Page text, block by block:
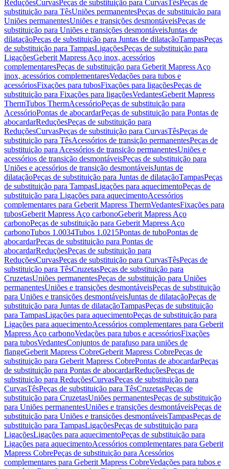
ReduçõesCurvasPeças de substituição para CurvasTêsPeças de
substituição para TêsUniões permanentesPeças de substituição para
Uniões permanentesUniões e transições desmontáveisPeças de
substituição para Uniões e transições desmontáveisJuntas de
dilataçãoPeças de substituição para Juntas de dilataçãoTampasPeças
de substituição para TampasLigaçõesPeças de substituição para
LigaçõesGeberit Mapress Aço inox, acessórios
complementaresPeças de substituição para Geberit Mapress Aço
inox, acessórios complementaresVedações para tubos e
acessóriosFixações para tubosFixações para ligaçõesPeças de
substituição para Fixações para ligaçõesVedantesGeberit Mapress
ThermTubos ThermAcessórioPeças de substituição para
AcessórioPontas de abocardarPeças de substituição para Pontas de
abocardarReduçõesPeças de substituição para
ReduçõesCurvasPeças de substituição para CurvasTêsPeças de
substituição para TêsAcessórios de transição permanentesPeças de
substituição para Acessórios de transição permanentesUniões e
acessórios de transição desmontáveisPeças de substituição para
Uniões e acessórios de transição desmontáveisJuntas de
dilataçãoPeças de substituição para Juntas de dilataçãoTampasPeças
de substituição para TampasLigações para aquecimentoPeças de
substituição para Ligações para aquecimentoAcessórios
complementares para Geberit Mapress ThermVedantesFixações para
tubosGeberit Mapress Aço carbonoGeberit Mapress Aço
carbonoPeças de substituição para Geberit Mapress Aço
carbonoTubos 1.0034Tubos 1.0215Pontas de tuboPontas de
abocardarPeças de substituição para Pontas de
abocardarReduçõesPeças de substituição para
ReduçõesCurvasPeças de substituição para CurvasTêsPeças de
substituição para TêsCruzetasPeças de substituição para
CruzetasUniões permanentesPeças de substituição para Uniões
permanentesUniões e transições desmontáveisPeças de substituição
para Uniões e transições desmontáveisJuntas de dilataçãoPeças de
substituição para Juntas de dilataçãoTampasPeças de substituição
para TampasLigações para aquecimentoPeças de substituição para
Ligações para aquecimentoAcessórios complementares para Geberit
Mapress Aço carbonoVedações para tubos e acessóriosFixações
para tubosVedantesConjuntos de parafuso para uniões de
flangeGeberit Mapress CobreGeberit Mapress CobrePeças de
substituição para Geberit Mapress CobrePontas de abocardarPeças
de substituição para Pontas de abocardarReduçõesPeças de
substituição para ReduçõesCurvasPeças de substituição para
CurvasTêsPeças de substituição para TêsCruzetasPeças de
substituição para CruzetasUniões permanentesPeças de substituição
para Uniões permanentesUniões e transições desmontáveisPeças de
substituição para Uniões e transições desmontáveisTampasPeças de
substituição para TampasLigaçõesPeças de substituição para
LigaçõesLigações para aquecimentoPeças de substituição para
Ligações para aquecimentoAcessórios complementares para Geberit
Mapress CobrePeças de substituição para Acessórios
complementares para Geberit Mapress CobreVedações para tubos e